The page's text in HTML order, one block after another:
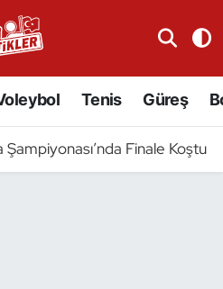
Tenis Güreş
Finale Koştu